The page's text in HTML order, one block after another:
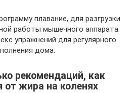
плавание, для разгрузки
работы мышечного аппарата.
упражнений для регулярного
дома.
рекомендаций, как
от жира на коленях